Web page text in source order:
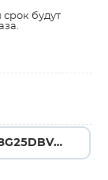
будут
TPS3808G25DBVR →